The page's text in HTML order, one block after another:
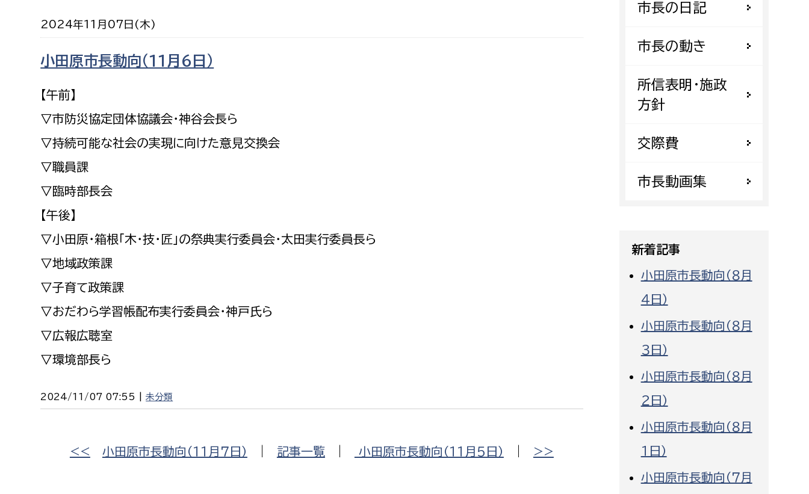
外国人
ペット
まちづくりに関わりたい
福祉健康部
福祉政策課
障がい福祉課
保険課
健康づくり課
都市計画課
地域交通課
開発審査課
建設部
土木管理課
道水路整備課
みどり公園課
建築課
予防課
警防計画課
救急課
消防課
警防第1課
警防第2課
上下水道局
給排水業務課
教育部
保健給食課
選挙管理委員会事務局 監査事務局
監査事務局
2024年11月07日(木)
小田原市長動向（１１月６日）
【午前】
▽市防災協定団体協議会・神谷会長ら
▽持続可能な社会の実現に向けた意見交換会
▽職員課
▽臨時部長会
【午後】
▽小田原・箱根「木・技・匠」の祭典実行委員会・太田実行委員長ら
▽地域政策課
▽子育て政策課
▽おだわら学習帳配布実行委員会・神戸氏ら
▽広報広聴室
▽環境部長ら
2024/11/07 07:55 |未分類
<< 小田原市長動向（１１月７日） 記事一覧| 小田原市長動向（１１月５日） >>
市長の日記
市長の動き
所信表明・施政
方針
交際費
市長動画集
新着記事
小田原市長動向（８月
４日）
小田原市長動向（８月
３日）
小田原市長動向（８月
２日）
小田原市長動向（８月
１日）
小田原市長動向（７月